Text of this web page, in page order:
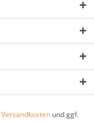
Versandkosten und ggf.